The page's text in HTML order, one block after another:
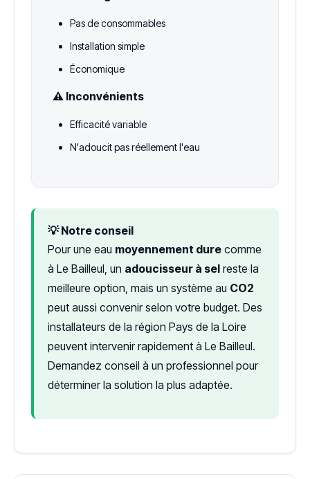
Pas de consommables
Installation simple
Économique
⚠️ Inconvénients
Efficacité variable
N'adoucit pas réellement l'eau
💡 Notre conseil
Pour une eau moyennement dure comme
à Le Bailleul, un adoucisseur à sel reste la
meilleure option, mais un système au CO2
peut aussi convenir selon votre budget. Des
installateurs de la région Pays de la Loire
peuvent intervenir rapidement à Le Bailleul.
Demandez conseil à un professionnel pour
déterminer la solution la plus adaptée.